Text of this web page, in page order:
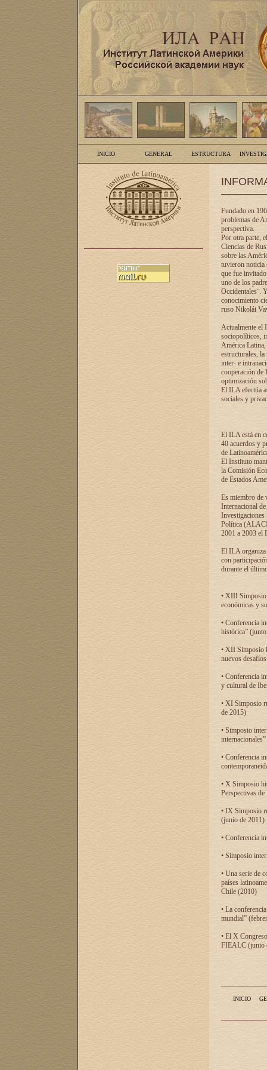
INICIO GENERAL ESTRUCTURA
Fundado en
problemas de
perspectiva.
Por otra parte,
Ciencias de
sobre las
tuvieron noticia
que fue
uno de los
Occidentales¨.
conocimiento
ruso Nikolái
Actualmente el
sociopolíticos,
América Latina,
estructurales,
inter- e
cooperación de
optimización
El ILA efectúa
sociales y
El ILA está en
40 acuerdos y
de
El Instituto
la Comisión
de Estados
Es miembro de
Internacional
Investigaciones
Política
2001 a 2003 el
El ILA organiza
con
durante el
• XIII Simposio
económicas y
• Conferencia
histórica”
• XII Simposio
nuevos
• Conferencia
y cultural de
• XI Simposio
de 2015)
• Simposio
• Conferencia
• X Simposio
Perspectivas
• IX Simposio
(junio de 2011)
• Conferencia
• Simposio
• Una serie de
países
Chile (2010)
• La
mundial”
• El X
FIEALC (junio
INICIO